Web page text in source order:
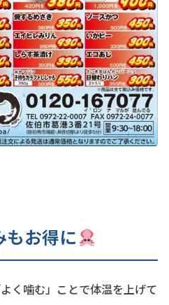
もお得に
く噛む」ことで体温を上げて